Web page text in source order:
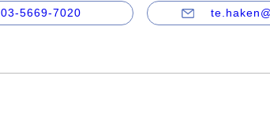
03-5669-7020